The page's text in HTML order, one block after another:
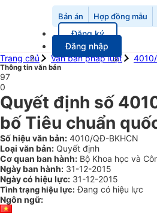
Bản án Hợp đồng mẫu
Đăng ký
Đăng nhập
Trang chủ
Văn bản pháp luật
Thông tin văn bản
97
0
Quyết định số
bố Tiêu chuẩn
Số hiệu văn bản: 4010/QĐ-BKHCN
Loại văn bản: Quyết định
Cơ quan ban hành: Bộ Khoa học và
Ngày ban hành: 31-12-2015
Ngày có hiệu lực: 31-12-2015
Tình trạng hiệu lực: Đang có hiệu lực
Ngôn ngữ: